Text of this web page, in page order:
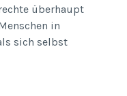
überhaupt
in
sich selbst